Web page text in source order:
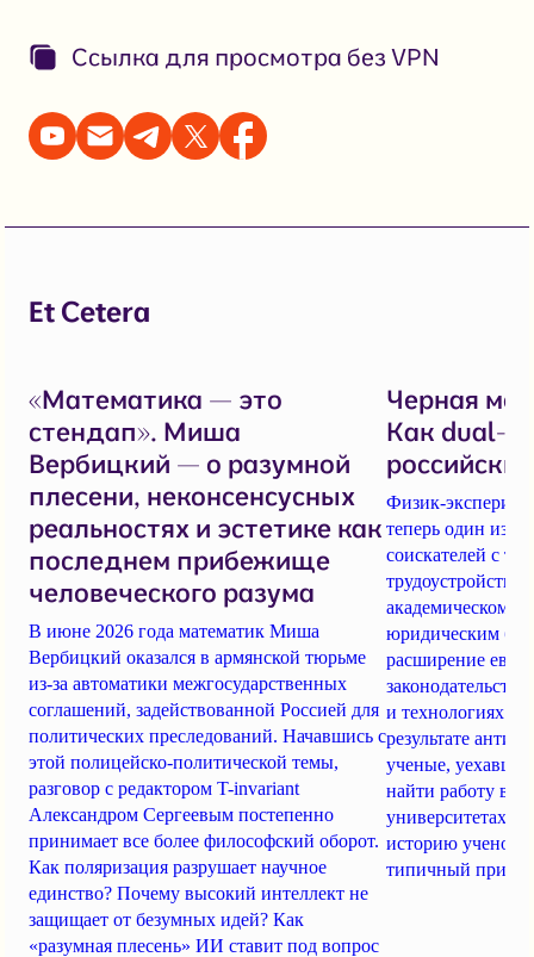
Ссылка для просмотра без VPN
Et Cetera
«Математика — это
стендап». Миша
Вербицкий — о разумной
плесени, неконсенсусных
реальностях и эстетике как
последнем прибежище
человеческого разума
В июне 2026 года математик Миша
Вербицкий оказался в армянской тюрьме
из-за автоматики межгосударственных
соглашений, задействованной Россией для
политических преследований. Начавшись с
этой полицейско-политической темы,
разговор с редактором T-invariant
Александром Сергеевым постепенно
принимает все более философский оборот.
Как поляризация разрушает научное
единство? Почему высокий интеллект не
защищает от безумных идей? Как
«разумная плесень» ИИ ставит под вопрос
Черная
Как dual-
Физик-
теперь один из
соискателей с
трудоустройства
академическом
юридическим
расширение
и технологиях
результате
ученые,
найти работу в
университетах.
историю
типичный